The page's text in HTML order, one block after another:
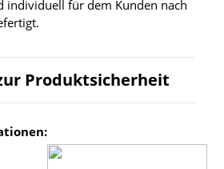
individuell für dem Kunden nach
Produktsicherheit